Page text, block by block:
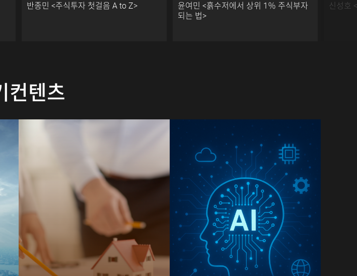
반종민 <주식투자 첫걸음 A to Z>
윤여민 <흙수저에서 상위 1％ 주식부자
되는 법>
신성호
컨텐츠